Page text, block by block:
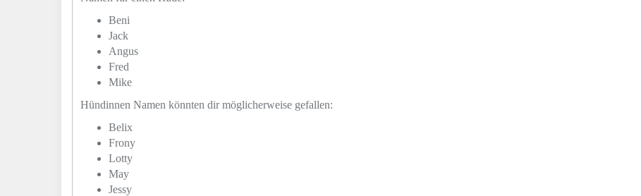
Beni
Jack
Angus
Fred
Mike
Hündinnen Namen könnten dir möglicherweise gefallen:
Belix
Frony
Lotty
May
Jessy